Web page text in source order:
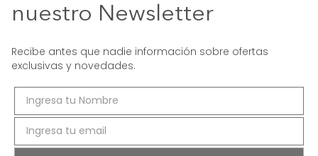
nuestro Newsletter
Recibe antes que nadie información sobre ofertas
exclusivas y novedades.